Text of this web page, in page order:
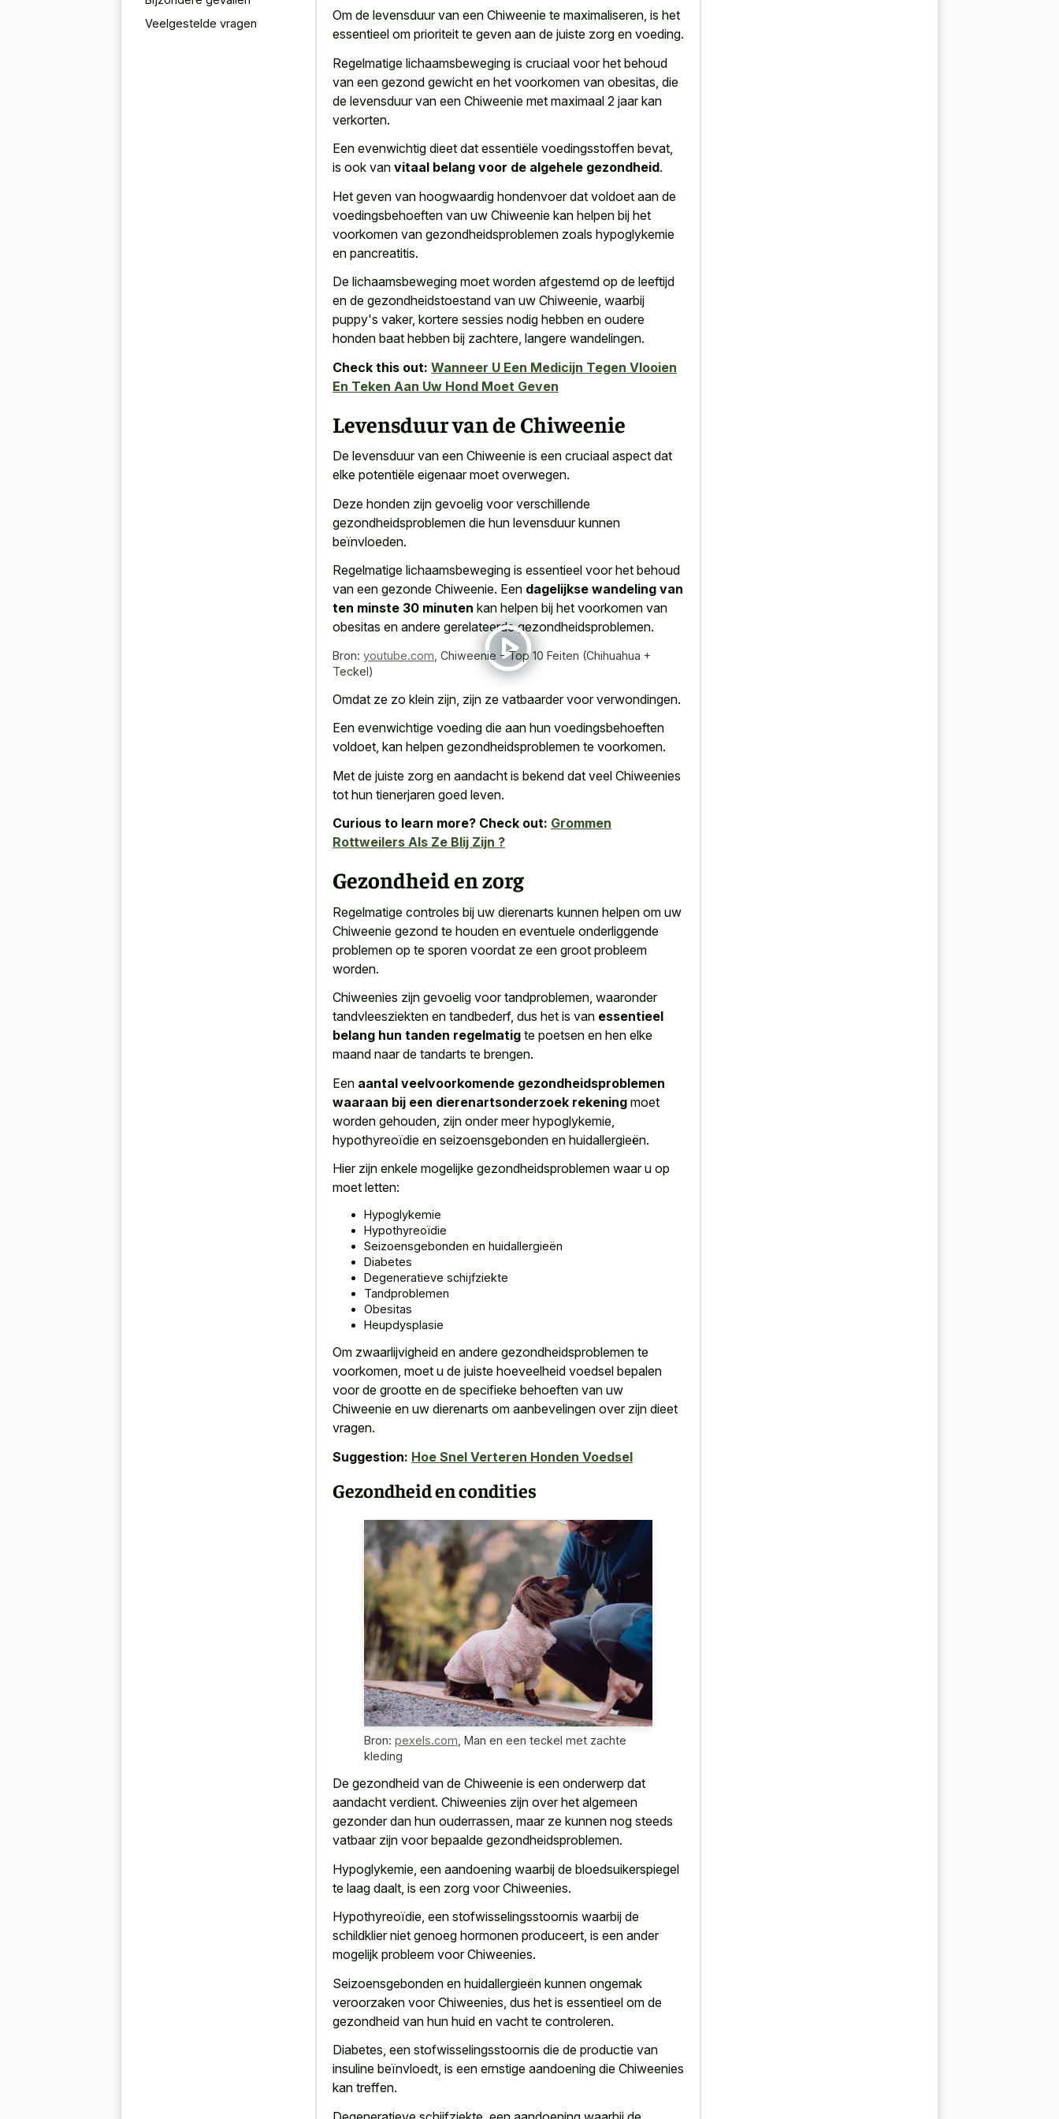
Veelgestelde vragen
Om de levensduur van een Chiweenie te maximaliseren, is het
essentieel om prioriteit te geven aan de juiste zorg en voeding.
Regelmatige lichaamsbeweging is cruciaal voor het behoud
van een gezond gewicht en het voorkomen van obesitas, die
de levensduur van een Chiweenie met maximaal 2 jaar kan
verkorten.
Een evenwichtig dieet dat essentiële voedingsstoffen bevat,
is ook van vitaal belang voor de algehele gezondheid.
Het geven van hoogwaardig hondenvoer dat voldoet aan de
voedingsbehoeften van uw Chiweenie kan helpen bij het
voorkomen van gezondheidsproblemen zoals hypoglykemie
en pancreatitis.
De lichaamsbeweging moet worden afgestemd op de leeftijd
en de gezondheidstoestand van uw Chiweenie, waarbij
puppy's vaker, kortere sessies nodig hebben en oudere
honden baat hebben bij zachtere, langere wandelingen.
Check this out: Wanneer U Een Medicijn Tegen Vlooien
En Teken Aan Uw Hond Moet Geven
Levensduur van de Chiweenie
De levensduur van een Chiweenie is een cruciaal aspect dat
elke potentiële eigenaar moet overwegen.
Deze honden zijn gevoelig voor verschillende
gezondheidsproblemen die hun levensduur kunnen
beïnvloeden.
Regelmatige lichaamsbeweging is essentieel voor het behoud
van een gezonde Chiweenie. Een dagelijkse wandeling van
ten minste 30 minuten kan helpen bij het voorkomen van
obesitas en andere gerelateerde gezondheidsproblemen.
Bron: youtube.com Chiweenie - Top 10 Feiten (Chihuahua +
Teckel)
Omdat ze zo klein zijn, zijn ze vatbaarder voor verwondingen.
Een evenwichtige voeding die aan hun voedingsbehoeften
voldoet, kan helpen gezondheidsproblemen te voorkomen.
Met de juiste zorg en aandacht is bekend dat veel Chiweenies
tot hun tienerjaren goed leven.
Curious to learn more? Check out: Grommen
Rottweilers Als Ze Blij Zijn ?
Gezondheid en zorg
Regelmatige controles bij uw dierenarts kunnen helpen om uw
Chiweenie gezond te houden en eventuele onderliggende
problemen op te sporen voordat ze een groot probleem
worden.
Chiweenies zijn gevoelig voor tandproblemen, waaronder
tandvleesziekten en tandbederf, dus het is van essentieel
belang hun tanden regelmatig te poetsen en hen elke
maand naar de tandarts te brengen.
Een aantal veelvoorkomende gezondheidsproblemen
waaraan bij een dierenartsonderzoek rekening moet
worden gehouden, zijn onder meer hypoglykemie,
hypothyreoïdie en seizoensgebonden en huidallergieën.
Hier zijn enkele mogelijke gezondheidsproblemen waar u op
moet letten:
Hypoglykemie
Hypothyreoïdie
Seizoensgebonden en huidallergieën
Diabetes
Degeneratieve schijfziekte
Tandproblemen
Obesitas
Heupdysplasie
Om zwaarlijvigheid en andere gezondheidsproblemen te
voorkomen, moet u de juiste hoeveelheid voedsel bepalen
voor de grootte en de specifieke behoeften van uw
Chiweenie en uw dierenarts om aanbevelingen over zijn dieet
vragen.
Suggestion: Hoe Snel Verteren Honden Voedsel
Gezondheid en condities
Bron: pexels.com Man en een teckel met zachte
kleding
De gezondheid van de Chiweenie is een onderwerp dat
aandacht verdient. Chiweenies zijn over het algemeen
gezonder dan hun ouderrassen, maar ze kunnen nog steeds
vatbaar zijn voor bepaalde gezondheidsproblemen.
Hypoglykemie, een aandoening waarbij de bloedsuikerspiegel
te laag daalt, is een zorg voor Chiweenies.
Hypothyreoïdie, een stofwisselingsstoornis waarbij de
schildklier niet genoeg hormonen produceert, is een ander
mogelijk probleem voor Chiweenies.
Seizoensgebonden en huidallergieën kunnen ongemak
veroorzaken voor Chiweenies, dus het is essentieel om de
gezondheid van hun huid en vacht te controleren.
Diabetes, een stofwisselingsstoornis die de productie van
insuline beïnvloedt, is een ernstige aandoening die Chiweenies
kan treffen.